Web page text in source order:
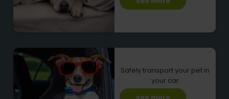
Safely transport your pet in
your car